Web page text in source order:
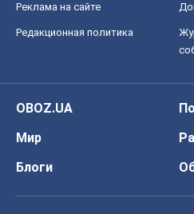
Реклама на сайте
Редакционная политика
OBOZ.UA
Мир
Блоги